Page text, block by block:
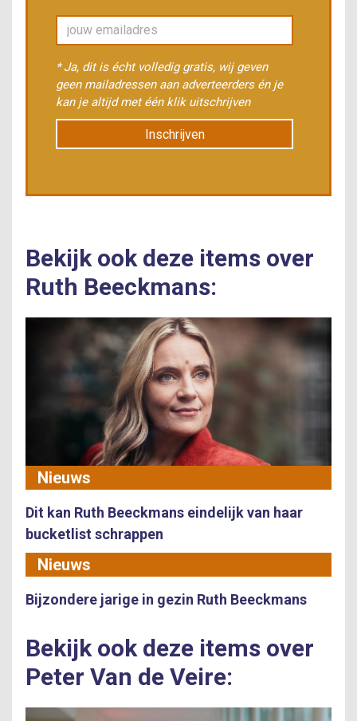
* Ja, dit is écht volledig gratis, wij geven
geen mailadressen aan adverteerders én je
kan je altijd met één klik uitschrijven
Inschrijven
Bekijk ook deze items over
Ruth Beeckmans:
Nieuws
Dit kan Ruth Beeckmans eindelijk van haar
bucketlist schrappen
Nieuws
Bijzondere jarige in gezin Ruth Beeckmans
Bekijk ook deze items over
Peter Van de Veire: